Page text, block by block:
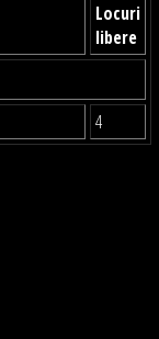
Locuri
libere
4